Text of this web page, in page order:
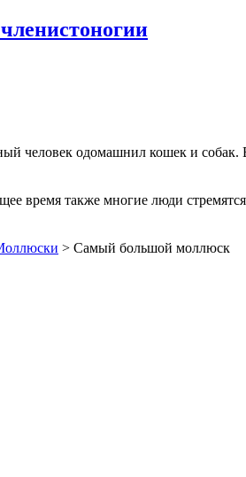
человек одомашнил кошек и собак.
время также многие люди
> Самый большой моллюск